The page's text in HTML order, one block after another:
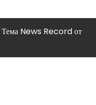
Тема News Record от